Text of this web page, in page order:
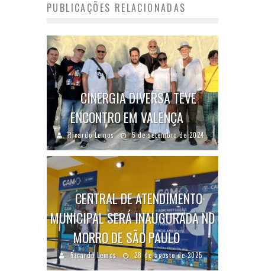
PUBLICAÇÕES RELACIONADAS
CINERGIA DIVERSA TEVE
ENCONTRO EM VALENÇA
Ricardo Lemos 5 de setembro de 2024
CENTRAL DE ATENDIMENTO
MUNICIPAL SERÁ INAUGURADA NO
MORRO DE SÃO PAULO
Ricardo Lemos 28 de agosto de 2025